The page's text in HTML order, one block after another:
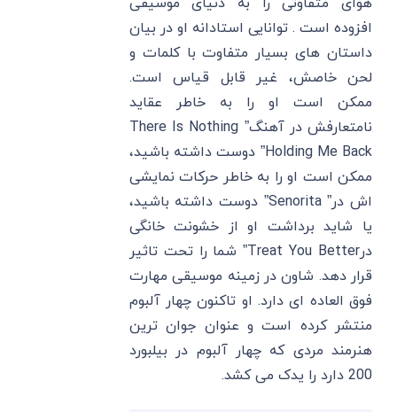
افزوده است . توانایی استادانه او در بیان
داستان های بسیار متفاوت با کلمات و
لحن خاصش، غیر قابل قیاس است.
ممکن است او را به خاطر عقاید
نامتعارفش در آهنگ” There Is Nothing
Holding Me Back” دوست داشته باشید،
ممکن است او را به ‌خاطر حرکات نمایشی
اش در” Senorita” دوست داشته باشید،
یا شاید برداشت او از خشونت خانگی
درTreat You Better” شما را تحت تاثیر
قرار دهد. شاون در زمینه موسیقی مهارت
فوق العاده ای دارد. او تاکنون چهار آلبوم
منتشر کرده است و عنوان جوان ترین
هنرمند مردی که چهار آلبوم در بیلبورد
200 دارد را یدک می کشد.